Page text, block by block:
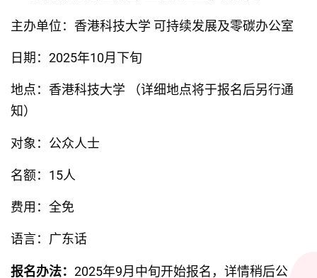
主办单位：香港科技大学 可持续发展及零碳办公室
日期：2025年10月下旬
地点：香港科技大学 （详细地点将于报名后另行通
知）
对象：公众人士
名额：15人
费用：全免
语言：广东话
报名办法： 2025年9月中旬开始报名，详情稍后公